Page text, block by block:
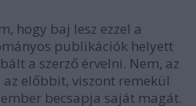
hogy baj lesz ezzel a
publikációk helyett
a szerző érvelni. Nem, az
előbbit, viszont remekül
becsapja saját magát.